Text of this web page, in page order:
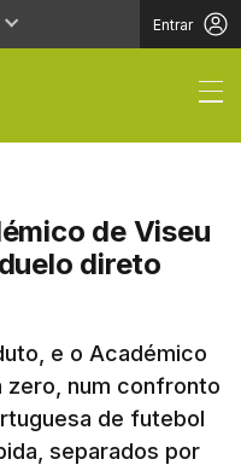
Entrar
e
de Viseu
direto
e o Académico
zero, num confronto
de futebol
separados por